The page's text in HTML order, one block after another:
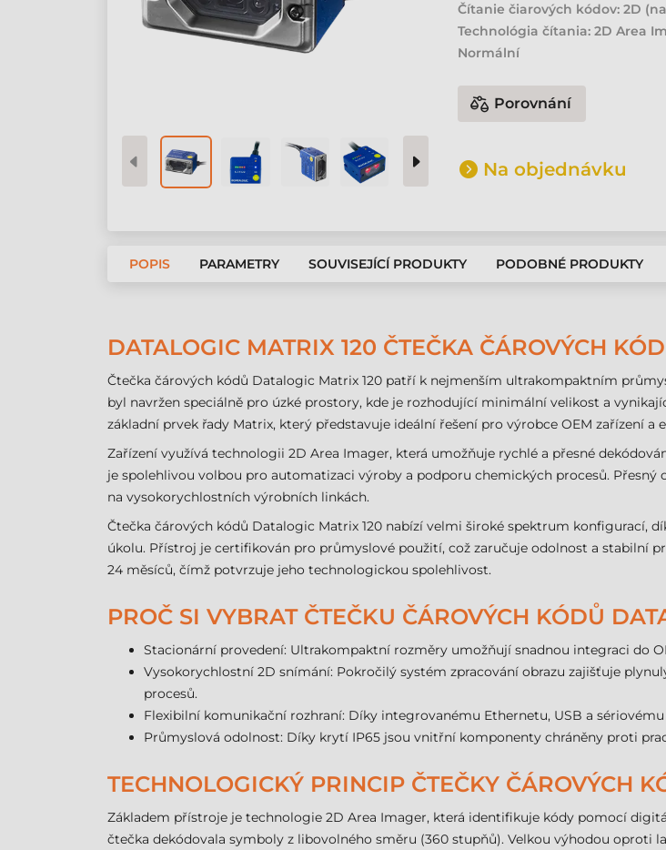
Čítanie čiarových kódov: 2D
Technológia čítania: 2D Area
Normální
Porovnání
Na objednávku
POPIS PARAMETRY SOUVISEJÍCÍ PRODUKTY PODOBNÉ PRODUKTY
DATALOGIC MATRIX 120 ČTEČKA ČÁROVÝCH
Čtečka čárových kódů Datalogic Matrix 120 patří k nejmenším ultrakompaktním
byl navržen speciálně pro úzké prostory, kde je rozhodující minimální velikost a
základní prvek řady Matrix, který představuje ideální řešení pro výrobce OEM zařízení a
Zařízení využívá technologii 2D Area Imager, která umožňuje rychlé a přesné
je spolehlivou volbou pro automatizaci výroby a podporu chemických procesů.
na vysokorychlostních výrobních linkách.
Čtečka čárových kódů Datalogic Matrix 120 nabízí velmi široké spektrum konfigurací,
úkolu. Přístroj je certifikován pro průmyslové použití, což zaručuje odolnost a stabilní
24 měsíců, čímž potvrzuje jeho technologickou spolehlivost.
PROČ SI VYBRAT ČTEČKU ČÁROVÝCH KÓDŮ
Stacionární provedení: Ultrakompaktní rozměry umožňují snadnou integraci do
Vysokorychlostní 2D snímání: Pokročilý systém zpracování obrazu zajišťuje
procesů.
Flexibilní komunikační rozhraní: Díky integrovanému Ethernetu, USB a
Průmyslová odolnost: Díky krytí IP65 jsou vnitřní komponenty chráněny proti
TECHNOLOGICKÝ PRINCIP ČTEČKY ČÁROVÝCH
Základem přístroje je technologie 2D Area Imager, která identifikuje kódy pomocí
čtečka dekódovala symboly z libovolného směru (360 stupňů). Velkou výhodou oproti